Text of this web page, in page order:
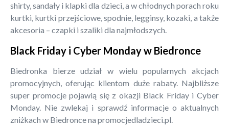
shirty, sandały i klapki dla dzieci, a w chłodnych porach roku
kurtki, kurtki przejściowe, spodnie, legginsy, kozaki, a także
akcesoria – czapki i szaliki dla najmłodszych.
Black Friday i Cyber Monday w Biedronce
Biedronka bierze udział w wielu popularnych akcjach
promocyjnych, oferując klientom duże rabaty. Najbliższe
super promocje pojawią się z okazji Black Friday i Cyber
Monday. Nie zwlekaj i sprawdź informacje o aktualnych
zniżkach w Biedronce na promocjedladzieci.pl.